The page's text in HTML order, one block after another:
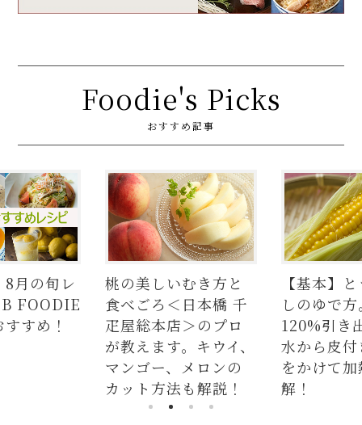
Foodie's Picks
おすすめ記事
月の旬レ
FOODIE
すめ！
桃の美しいむき方と
食べごろ＜日本橋 千
疋屋総本店＞のプロ
が教えます。キウイ、
マンゴー、メロンの
カット方法も解説！
【基本】
しのゆで
120%引き
水から皮
をかけて
解！